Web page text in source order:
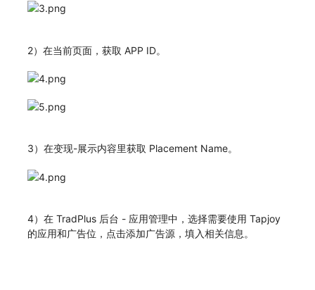
2）在当前页面，获取 APP ID。
3）在变现-展示内容里获取 Placement Name。
4）在 TradPlus 后台 - 应用管理中，选择需要使用 Tapjoy
的应用和广告位，点击添加广告源，填入相关信息。